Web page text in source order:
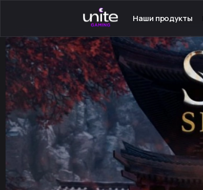
Наши продукты
Launcher для PC
Launcher для Android
TeamSpeak для PC
Ключ - Steam